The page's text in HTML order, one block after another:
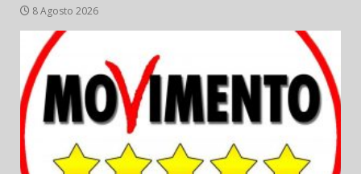
8 Agosto 2026